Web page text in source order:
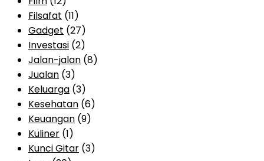
Filsafat (11)
Gadget (27)
Investasi (2)
Jalan-jalan (8)
Jualan (3)
Keluarga (3)
Kesehatan (6)
Keuangan (9)
Kuliner (1)
Kunci Gitar (3)